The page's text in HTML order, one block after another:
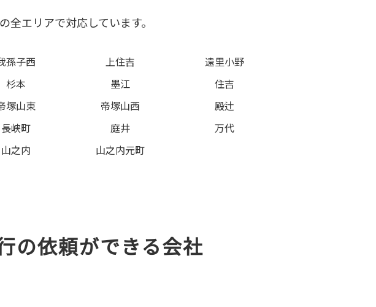
エリアで対応しています。
孫子西 上住吉
遠里小野
杉本 墨江
住吉
塚山東 帝塚山西
殿辻
長峡町 庭井
万代
山之内 山之内元町
の依頼ができる会社